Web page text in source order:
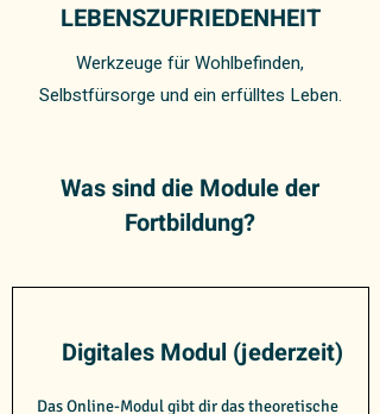
LEBENSZUFRIEDENHEIT
Werkzeuge für Wohlbefinden,
Selbstfürsorge und ein erfülltes Leben.
Was sind die Module der
Fortbildung?
Digitales Modul (jederzeit)
Das Online-Modul gibt dir das theoretische